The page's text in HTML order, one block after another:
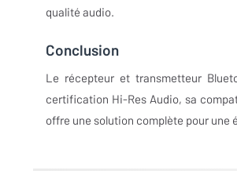
qualité audio.
Conclusion
Le récepteur et transmetteur
certification Hi-Res Audio, sa
offre une solution complète pour une